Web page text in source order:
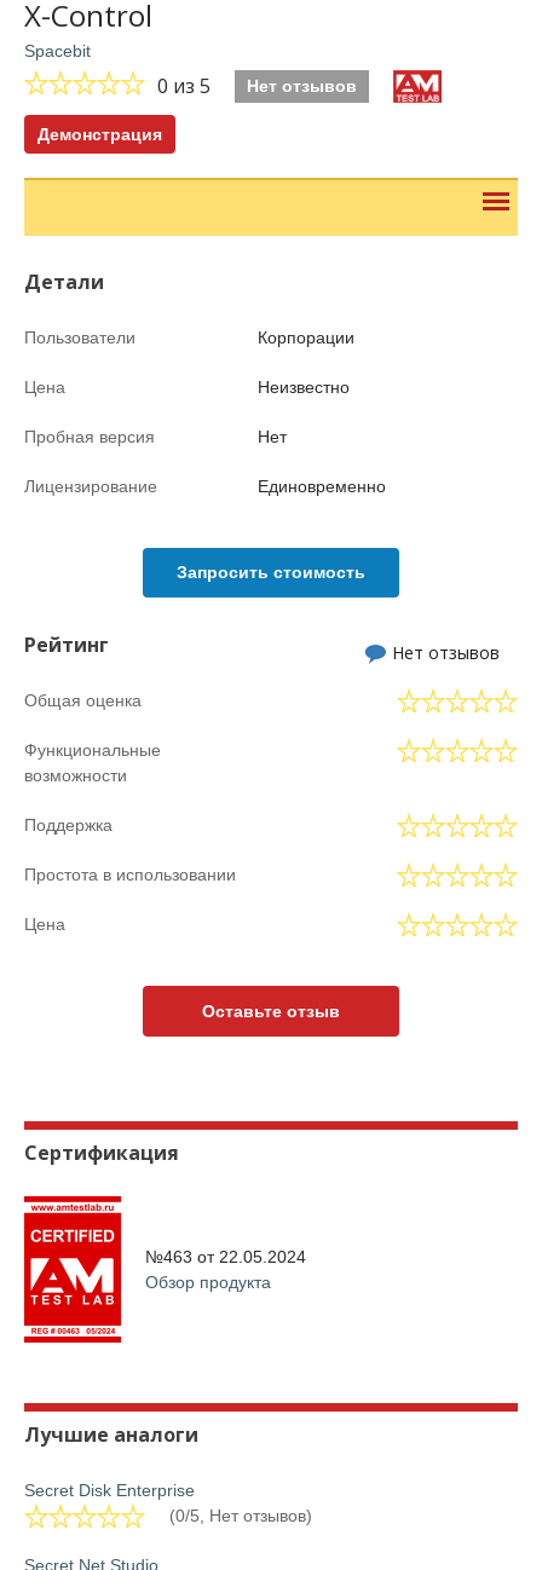
X-Control
Spacebit
0 из 5 Нет отзывов
Демонстрация
Детали
Пользователи Корпорации
Цена Неизвестно
Пробная версия Нет
Лицензирование Единовременно
Запросить стоимость
Рейтинг Нет отзывов
Общая оценка
Функциональные
возможности
Поддержка
Простота в использовании
Цена
Оставьте отзыв
Сертификация
№463 от 22.05.2024
Обзор продукта
Лучшие аналоги
Secret Disk Enterprise
(0/5, Нет отзывов)
Secret Net Studio